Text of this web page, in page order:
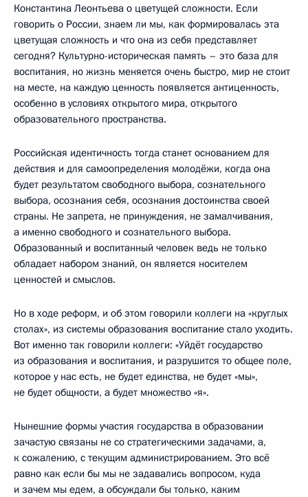
Константина Леонтьева о цветущей сложности. Если
говорить о России, знаем ли мы, как формировалась эта
цветущая сложность и что она из себя представляет
сегодня? Культурно-историческая память – это база для
воспитания, но жизнь меняется очень быстро, мир не стоит
на месте, на каждую ценность появляется антиценность,
особенно в условиях открытого мира, открытого
образовательного пространства.
Российская идентичность тогда станет основанием для
действия и для самоопределения молодёжи, когда она
будет результатом свободного выбора, сознательного
выбора, осознания себя, осознания достоинства своей
страны. Не запрета, не принуждения, не замалчивания,
а именно свободного и сознательного выбора.
Образованный и воспитанный человек ведь не только
обладает набором знаний, он является носителем
ценностей и смыслов.
Но в ходе реформ, и об этом говорили коллеги на «круглых
столах», из системы образования воспитание стало уходить.
Вот именно так говорили коллеги: «Уйдёт государство
из образования и воспитания, и разрушится то общее поле,
которое у нас есть, не будет единства, не будет «мы»,
не будет общности, а будет множество «я».
Нынешние формы участия государства в образовании
зачастую связаны не со стратегическими задачами, а,
к сожалению, с текущим администрированием. Это всё
равно как если бы мы не задавались вопросом, куда
и зачем мы едем, а обсуждали бы только, каким